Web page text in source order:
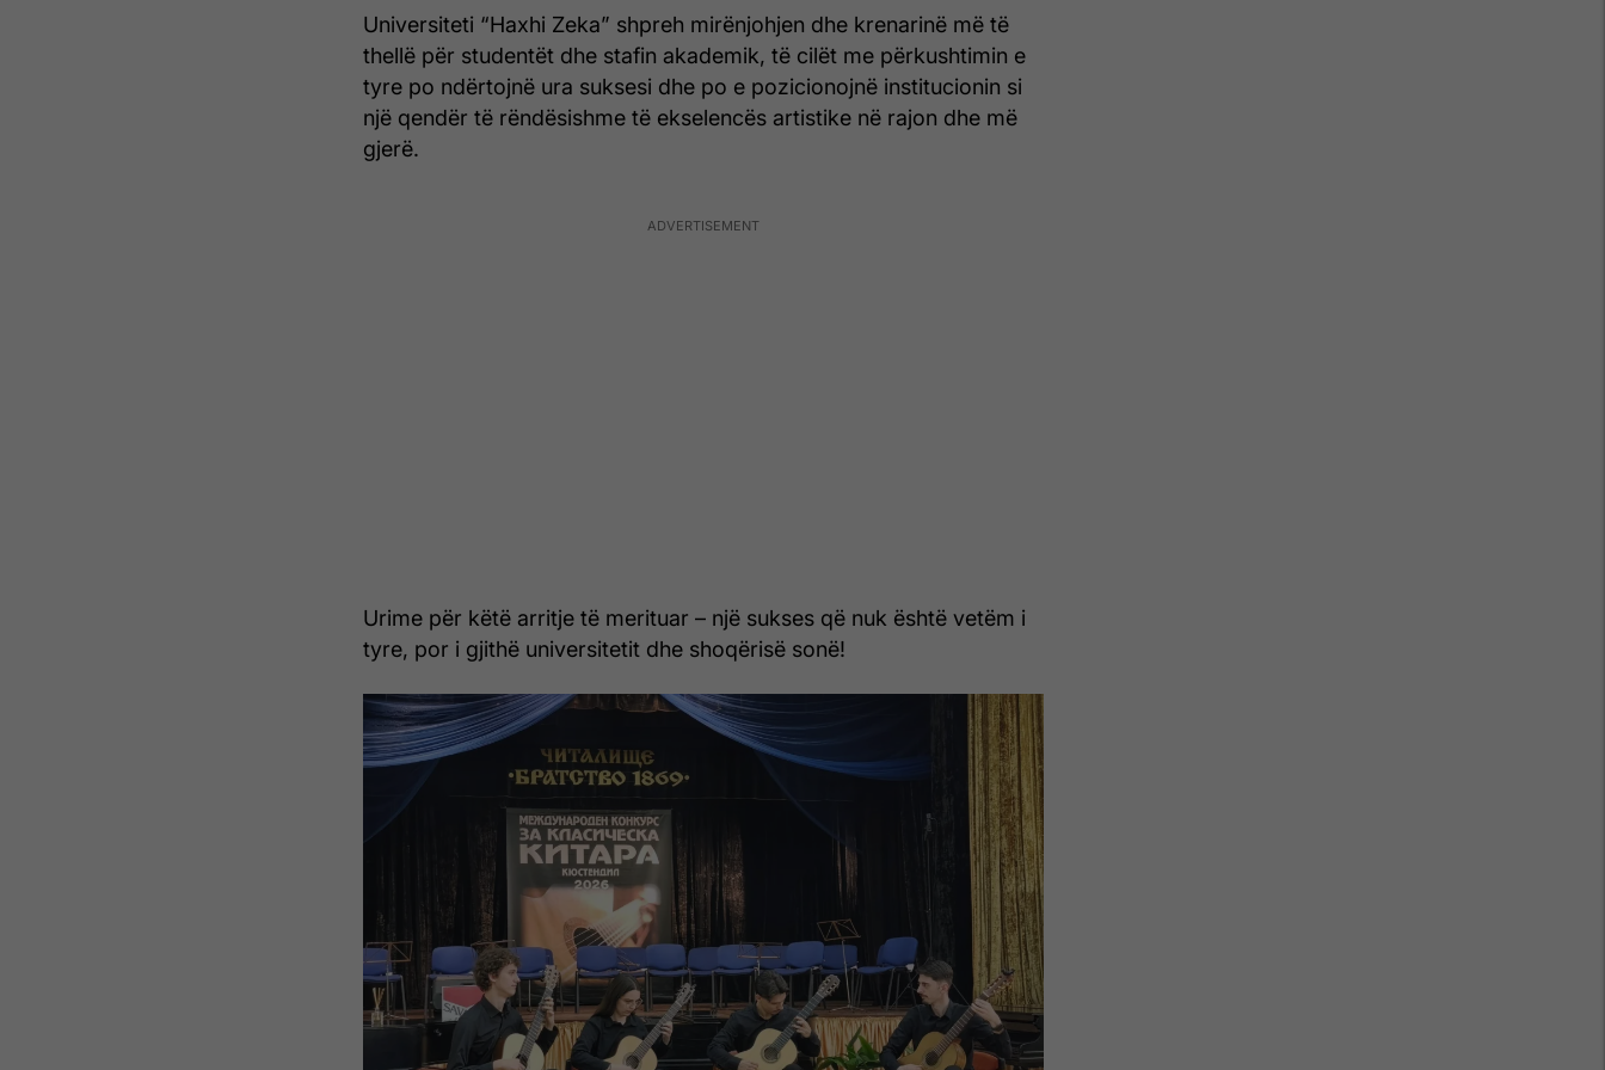
Universiteti “Haxhi Zeka” shpreh mirënjohjen dhe krenarinë më të
thellë për studentët dhe stafin akademik, të cilët me përkushtimin e
tyre po ndërtojnë ura suksesi dhe po e pozicionojnë institucionin si
një qendër të rëndësishme të ekselencës artistike në rajon dhe më
gjerë.
Urime për këtë arritje të merituar – një sukses që nuk është vetëm i
tyre, por i gjithë universitetit dhe shoqërisë sonë!